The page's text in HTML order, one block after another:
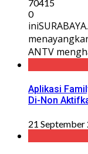
70415
0
ANTV
Aplikasi
Di-Non
21